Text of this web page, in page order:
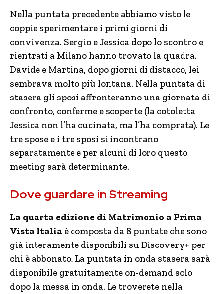
Nella puntata precedente abbiamo visto le
coppie sperimentare i primi giorni di
convivenza. Sergio e Jessica dopo lo scontro e
rientrati a Milano hanno trovato la quadra.
Davide e Martina, dopo giorni di distacco, lei
sembrava molto più lontana. Nella puntata di
stasera gli sposi affronteranno una giornata di
confronto, conferme e scoperte (la cotoletta
Jessica non l’ha cucinata, ma l’ha comprata). Le
tre spose e i tre sposi si incontrano
separatamente e per alcuni di loro questo
meeting sarà determinante.
Dove guardare in Streaming
La quarta edizione di Matrimonio a Prima
Vista Italia è composta da 8 puntate che sono
già interamente disponibili su Discovery+ per
chi è abbonato. La puntata in onda stasera sarà
disponibile gratuitamente on-demand solo
dopo la messa in onda. Le troverete nella